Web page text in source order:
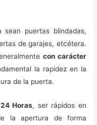
sean puertas blindadas,
de garajes, etcétera.
con carácter
la rapidez en la
de la puerta.
Horas, ser rápidos en
la apertura de forma